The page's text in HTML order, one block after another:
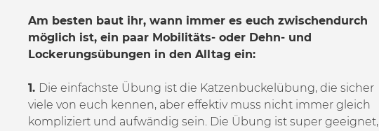
Am besten baut ihr, wann immer es euch zwischendurch
möglich ist, ein paar Mobilitäts- oder Dehn- und
Lockerungsübungen in den Alltag ein:
1. Die einfachste Übung ist die Katzenbuckelübung, die sicher
viele von euch kennen, aber effektiv muss nicht immer gleich
kompliziert und aufwändig sein. Die Übung ist super geeignet,